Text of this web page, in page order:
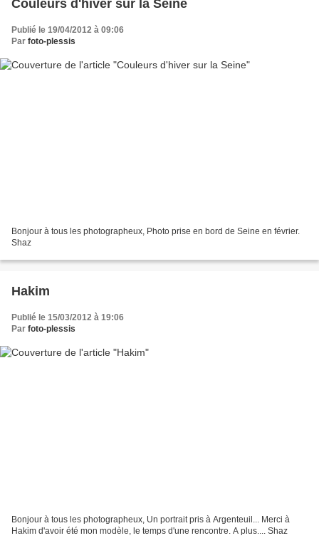
Couleurs d'hiver sur la Seine
Publié le 19/04/2012 à 09:06
Par foto-plessis
Bonjour à tous les photographeux, Photo prise en bord de Seine en février.
Shaz
Hakim
Publié le 15/03/2012 à 19:06
Par foto-plessis
Bonjour à tous les photographeux, Un portrait pris à Argenteuil... Merci à
Hakim d'avoir été mon modèle, le temps d'une rencontre. A plus.... Shaz